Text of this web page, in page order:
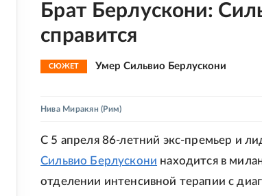
Брат Берлускони:
справится
СЮЖЕТ Умер Сильвио Берлускони
Нива Миракян (Рим)
С 5 апреля 86-летний экс-премьер и
Сильвио Берлускони находится в
отделении интенсивной терапии с